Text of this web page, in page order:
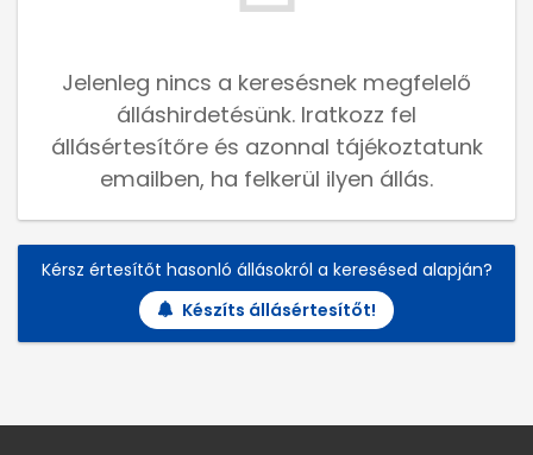
Jelenleg nincs a keresésnek megfelelő
álláshirdetésünk. Iratkozz fel
állásértesítőre és azonnal tájékoztatunk
emailben, ha felkerül ilyen állás.
Kérsz értesítőt hasonló állásokról a keresésed alapján?
Készíts állásértesítőt!